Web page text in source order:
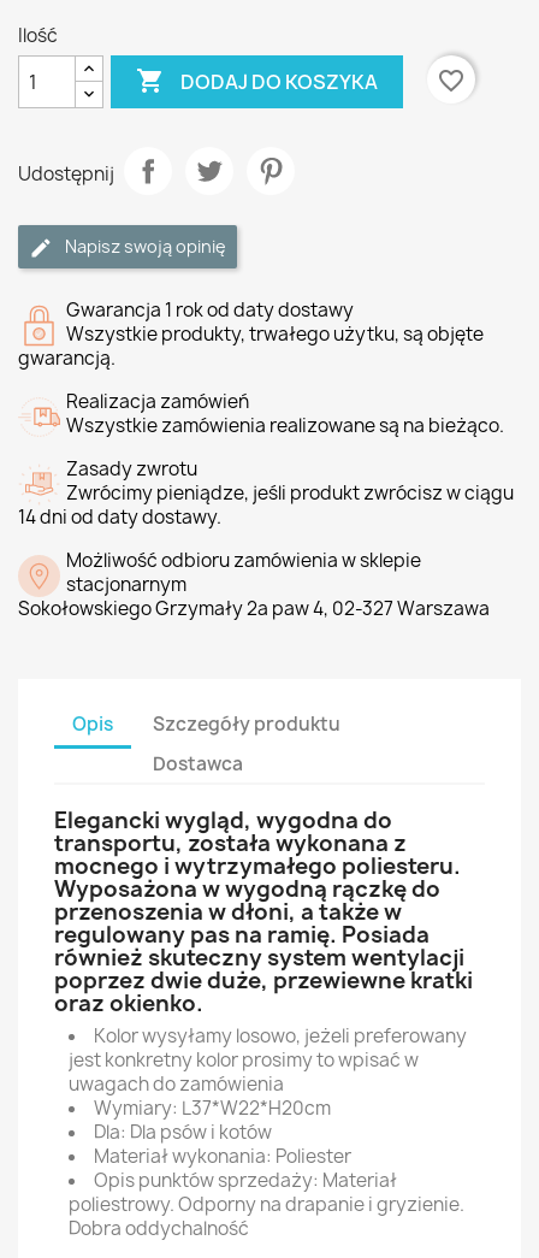
Ilość
 DODAJ DO KOSZYKA favorite_border
Udostępnij
Napisz swoją opinię
Gwarancja 1 rok od daty dostawy
Wszystkie produkty, trwałego użytku, są objęte
gwarancją.
Realizacja zamówień
Wszystkie zamówienia realizowane są na bieżąco.
Zasady zwrotu
Zwrócimy pieniądze, jeśli produkt zwrócisz w ciągu
14 dni od daty dostawy.
Możliwość odbioru zamówienia w sklepie
stacjonarnym
Sokołowskiego Grzymały 2a paw 4, 02-327 Warszawa
Opis
Szczegóły produktu
Dostawca
Elegancki wygląd, wygodna do
transportu, została wykonana z
mocnego i wytrzymałego poliesteru.
Wyposażona w wygodną rączkę do
przenoszenia w dłoni, a także w
regulowany pas na ramię. Posiada
również skuteczny system wentylacji
poprzez dwie duże, przewiewne kratki
oraz okienko.
Kolor wysyłamy losowo, jeżeli preferowany
jest konkretny kolor prosimy to wpisać w
uwagach do zamówienia
Wymiary: L37*W22*H20cm
Dla: Dla psów i kotów
Materiał wykonania: Poliester
Opis punktów sprzedaży: Materiał
poliestrowy. Odporny na drapanie i gryzienie.
Dobra oddychalność